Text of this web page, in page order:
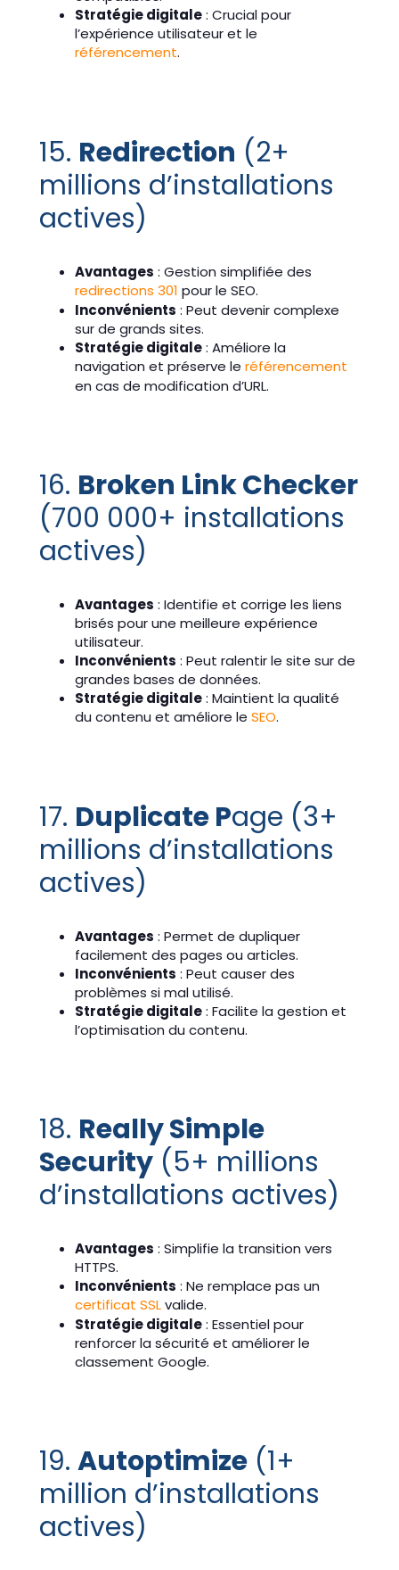
Stratégie digitale: Crucial pour
l’expérience utilisateur et le
référencement.
15. Redirection (2+
millions d’installations
actives)
Avantages : Gestion simplifiée des
redirections 301 pour le SEO.
Inconvénients : Peut devenir complexe
sur de grands sites.
Stratégie digitale: Améliore la
navigation et préserve leréférencement
en cas de modification d’URL.
16. Broken Link Checker
(700 000+ installations
actives)
Avantages : Identifie et corrige les liens
brisés pour une meilleure expérience
utilisateur.
Inconvénients : Peut ralentir le site sur de
grandes bases de données.
Stratégie digitale: Maintient la qualité
du contenu et améliore leSEO.
17. Duplicate Page (3+
millions d’installations
actives)
Avantages : Permet de dupliquer
facilement des pages ou articles.
Inconvénients : Peut causer des
problèmes si mal utilisé.
Stratégie digitale: Facilite la gestion et
l’optimisation du contenu.
18. Really Simple
Security (5+ millions
d’installations actives)
Avantages : Simplifie la transition vers
HTTPS.
Inconvénients : Ne remplace pas un
certificat SSLvalide.
Stratégie digitale: Essentiel pour
renforcer la sécurité et améliorer le
classement Google.
19.Autoptimize (1+
million d’installations
actives)